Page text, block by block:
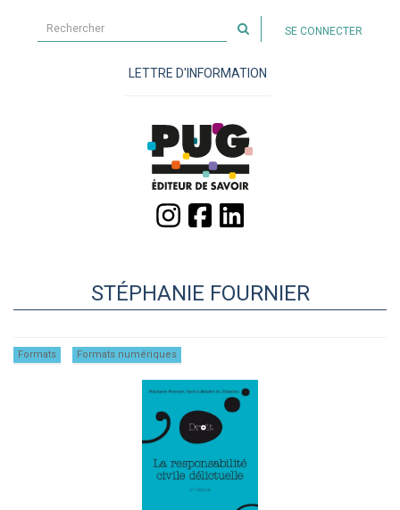
sur
site
SE CONNECTER
LETTRE D'INFORMATION
STÉPHANIE FOURNIER
Formats Formats numériques